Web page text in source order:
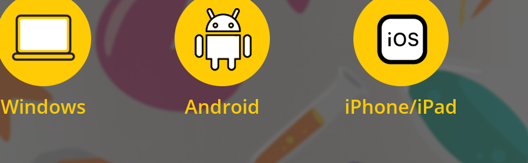
Windows
Zum Download
für Windows
Android
Zum Download
für Android
iPhone/iPad
Zum Download
für iPhone und iPad